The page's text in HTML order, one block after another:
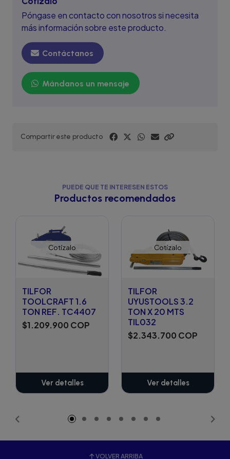
Póngase en contacto con nosotros si necesita
más información sobre este producto.
Contáctanos
Mándanos un mensaje
Compartir este producto
PUEDE QUE TE INTERESEN ESTOS
Productos recomendados
Cotízalo
TILFOR
TOOLCRAFT 1.6
TON REF. TC4407
$1.209.900 COP
Ver detalles
Cotízalo
TILFOR
UYUSTOOLS 3.2
TON X 20 MTS
TIL032
$2.343.700 COP
Ver detalles
VOLVER ARRIBA